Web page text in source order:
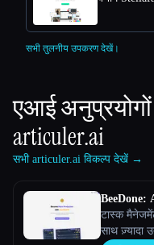
सभी तुलनीय उपकरण देखें।
एआई
articuler.ai
सभी articuler.ai विकल्प देखें →
BeeDone:
टास्क
साथ ज़्यादा